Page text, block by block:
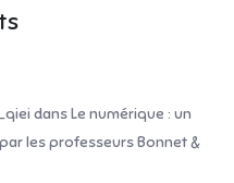
dansLe numérique : un
les professeurs Bonnet &